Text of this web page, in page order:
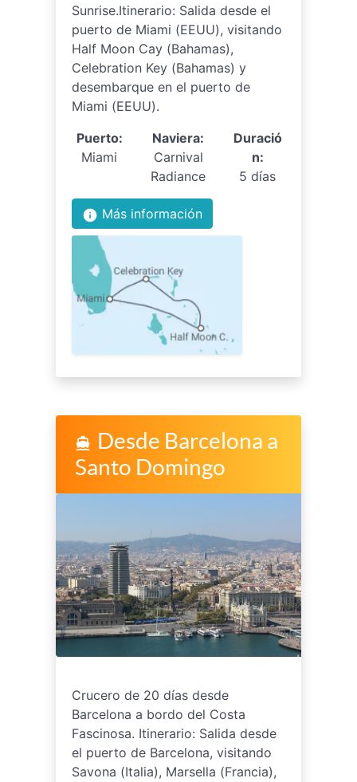
Sunrise.Itinerario: Salida desde el
puerto de Miami (EEUU), visitando
Half Moon Cay (Bahamas),
Celebration Key (Bahamas) y
desembarque en el puerto de
Miami (EEUU).
Puerto:
Miami
Naviera:
Carnival
Radiance
Duració
n:
5 días
info Más información
directions_boat Desde Barcelona a
Santo Domingo
Crucero de 20 días desde
Barcelona a bordo del Costa
Fascinosa. Itinerario: Salida desde
el puerto de Barcelona, visitando
Savona (Italia), Marsella (Francia),